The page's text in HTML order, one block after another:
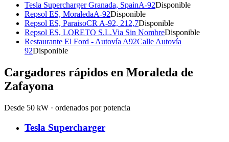
Tesla Supercharger Granada, SpainA-92Disponible
Repsol ES, MoraledaA-92Disponible
Repsol ES, ParaisoCR A-92, 212,7Disponible
Repsol ES, LORETO S.L.Via Sin NombreDisponible
Restaurante El Ford - Autovía A92Calle Autovía
92Disponible
Cargadores rápidos en Moraleda de
Zafayona
Desde 50 kW · ordenados por potencia
Tesla Supercharger